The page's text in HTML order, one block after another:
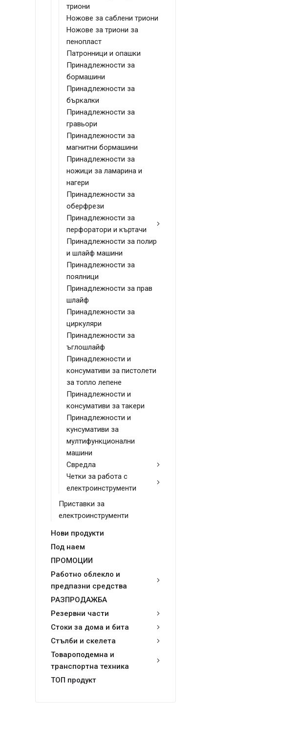
триони
Ножове за саблени триони
Ножове за триони за
пенопласт
Патронници и опашки
Принадлежности за
бормашини
Принадлежности за
бъркалки
Принадлежности за
гравьори
Принадлежности за
магнитни бормашини
Принадлежности за
ножици за ламарина и
нагери
Принадлежности за
оберфрези
Принадлежности за
перфоратори и къртачи
Принадлежности за полир
и шлайф машини
Принадлежности за
поялници
Принадлежности за прав
шлайф
Принадлежности за
циркуляри
Принадлежности за
ъглошлайф
Принадлежности и
консумативи за пистолети
за топло лепене
Принадлежности и
консумативи за такери
Принадлежности и
кунсумативи за
мултифункционални
машини
Свредла
Четки за работа с
електроинструменти
Приставки за
електроинструменти
Нови продукти
Под наем
ПРОМОЦИИ
Работно облекло и
предпазни средства
РАЗПРОДАЖБА
Резервни части
Стоки за дома и бита
Стълби и скелета
Товароподемна и
транспортна техника
ТОП продукт